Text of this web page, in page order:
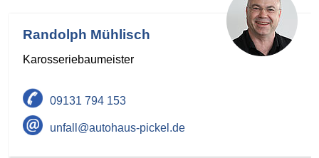
Randolph Mühlisch
Karosseriebaumeister
09131 794 153
unfall@autohaus-pickel.de